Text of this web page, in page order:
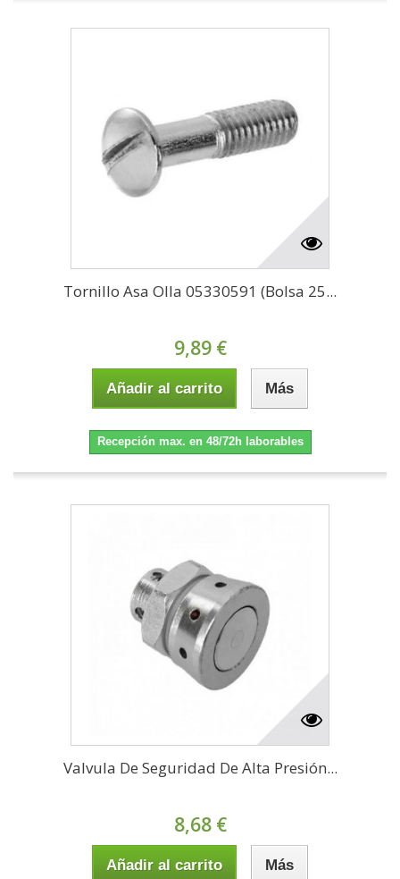
Tornillo Asa Olla 05330591 (Bolsa 25...
9,89 €
Añadir al carrito Más
Recepción max. en 48/72h laborables
Valvula De Seguridad De Alta Presión...
8,68 €
Añadir al carrito Más